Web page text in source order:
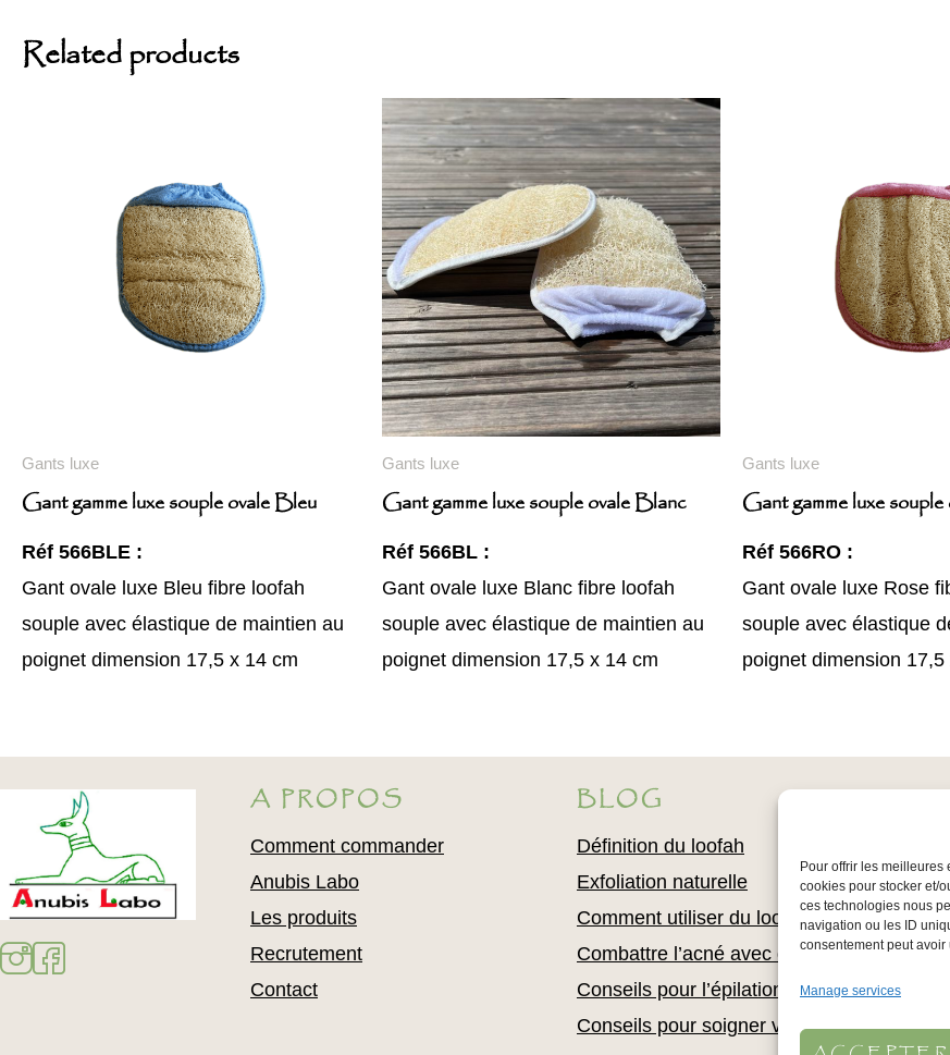
Pour offrir les
cookies pour stocker et/
ces technologies nous
navigation ou les ID
consentement peut
Manage services
Related products
Gants luxe
Gant gamme luxe souple ovale Bleu
Réf 566BLE :
Gant ovale luxe Bleu fibre loofah
souple avec élastique de maintien au
poignet dimension 17,5 x 14 cm
Gants luxe
Gant gamme luxe souple ovale Blanc
Réf 566BL :
Gant ovale luxe Blanc fibre loofah
souple avec élastique de maintien au
poignet dimension 17,5 x 14 cm
Gants luxe
Gant gamme luxe
Réf 566RO :
Gant ovale luxe Rose
souple avec élastique
poignet dimension 17,5
A PROPOS
Comment commander
Anubis Labo
Les produits
Recrutement
Contact
BLOG
Définition du loofah
Exfoliation naturelle
Comment utiliser du loofah
Combattre l’acné avec du loofah
Conseils pour l’épilation
Conseils pour soigner votre épiderme